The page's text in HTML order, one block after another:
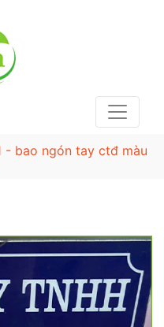
- bao ngón tay ctđ màu